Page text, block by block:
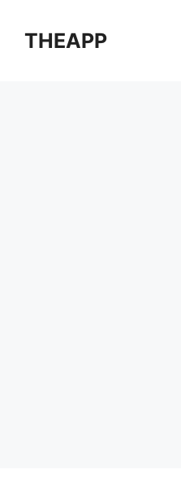
THEAPP